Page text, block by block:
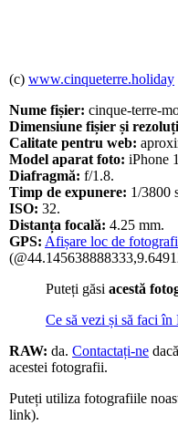
(c) www.cinqueterre.holiday
Nume fișier: cinque-terre-
Dimensiune fișier și
Calitate pentru web:
Model aparat foto: iPhone
Diafragmă: f/1.8.
Timp de expunere: 1/3800
ISO: 32.
Distanța focală: 4.25 mm.
GPS: Afișare loc de
Puteți găsi acestă
Ce să vezi și să faci în
RAW: da. Contactați-ne
acestei fotografii.
Puteți utiliza fotografiile
link).